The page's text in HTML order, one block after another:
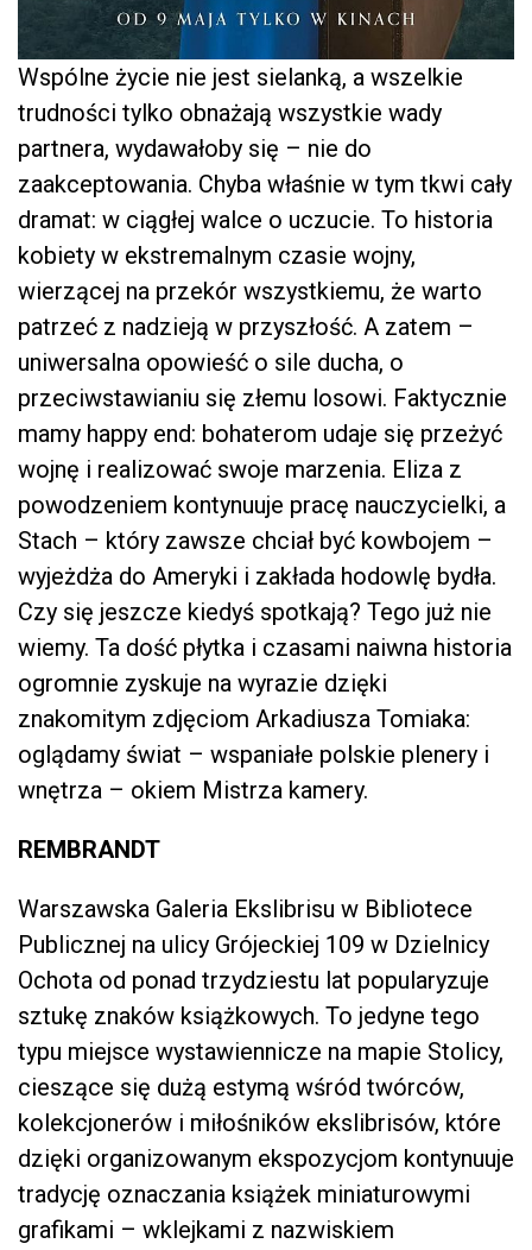
Wspólne życie nie jest sielanką, a wszelkie
trudności tylko obnażają wszystkie wady
partnera, wydawałoby się – nie do
zaakceptowania. Chyba właśnie w tym tkwi cały
dramat: w ciągłej walce o uczucie. To historia
kobiety w ekstremalnym czasie wojny,
wierzącej na przekór wszystkiemu, że warto
patrzeć z nadzieją w przyszłość. A zatem –
uniwersalna opowieść o sile ducha, o
przeciwstawianiu się złemu losowi. Faktycznie
mamy happy end: bohaterom udaje się przeżyć
wojnę i realizować swoje marzenia. Eliza z
powodzeniem kontynuuje pracę nauczycielki, a
Stach – który zawsze chciał być kowbojem –
wyjeżdża do Ameryki i zakłada hodowlę bydła.
Czy się jeszcze kiedyś spotkają? Tego już nie
wiemy. Ta dość płytka i czasami naiwna historia
ogromnie zyskuje na wyrazie dzięki
znakomitym zdjęciom Arkadiusza Tomiaka:
oglądamy świat – wspaniałe polskie plenery i
wnętrza – okiem Mistrza kamery.
REMBRANDT
Warszawska Galeria Ekslibrisu w Bibliotece
Publicznej na ulicy Grójeckiej 109 w Dzielnicy
Ochota od ponad trzydziestu lat popularyzuje
sztukę znaków książkowych. To jedyne tego
typu miejsce wystawiennicze na mapie Stolicy,
cieszące się dużą estymą wśród twórców,
kolekcjonerów i miłośników ekslibrisów, które
dzięki organizowanym ekspozycjom kontynuuje
tradycję oznaczania książek miniaturowymi
grafikami – wklejkami z nazwiskiem